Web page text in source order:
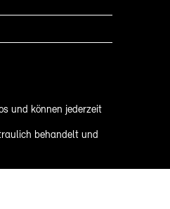
und können jederzeit
behandelt und